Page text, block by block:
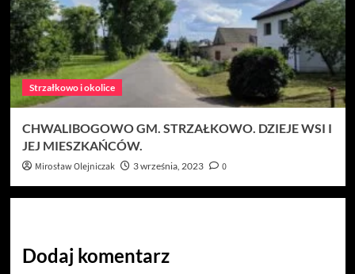
Strzałkowo i okolice
CHWALIBOGOWO GM. STRZAŁKOWO. DZIEJE WSI I
JEJ MIESZKAŃCÓW.
Mirosław Olejniczak 3 września, 2023 0
Dodaj komentarz